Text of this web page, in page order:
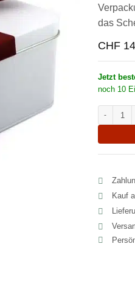
das
CHF
Jetzt
noch 10
Kauf